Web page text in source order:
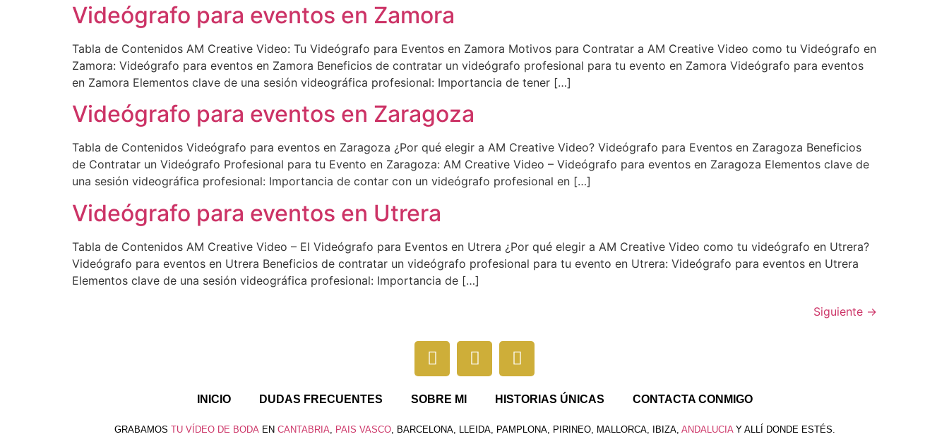
Videógrafo para eventos en Zamora
Tabla de Contenidos AM Creative Video: Tu Videógrafo para Eventos en Zamora Motivos para Contratar a AM Creative Video como tu Videógrafo en
Zamora: Videógrafo para eventos en Zamora Beneficios de contratar un videógrafo profesional para tu evento en Zamora Videógrafo para eventos
en Zamora Elementos clave de una sesión videográfica profesional: Importancia de tener […]
Videógrafo para eventos en Zaragoza
Tabla de Contenidos Videógrafo para eventos en Zaragoza ¿Por qué elegir a AM Creative Video? Videógrafo para Eventos en Zaragoza Beneficios
de Contratar un Videógrafo Profesional para tu Evento en Zaragoza: AM Creative Video – Videógrafo para eventos en Zaragoza Elementos clave de
una sesión videográfica profesional: Importancia de contar con un videógrafo profesional en […]
Videógrafo para eventos en Utrera
Tabla de Contenidos AM Creative Video – El Videógrafo para Eventos en Utrera ¿Por qué elegir a AM Creative Video como tu videógrafo en Utrera?
Videógrafo para eventos en Utrera Beneficios de contratar un videógrafo profesional para tu evento en Utrera: Videógrafo para eventos en Utrera
Elementos clave de una sesión videográfica profesional: Importancia de […]
Siguiente →
INICIO DUDAS FRECUENTES SOBRE MI HISTORIAS ÚNICAS CONTACTA CONMIGO
GRABAMOS TU VÍDEO DE BODA EN CANTABRIA PAIS VASCO, BARCELONA, LLEIDA, PAMPLONA, PIRINEO, MALLORCA, IBIZA, ANDALUCIAY ALLÍ DONDE ESTÉS.